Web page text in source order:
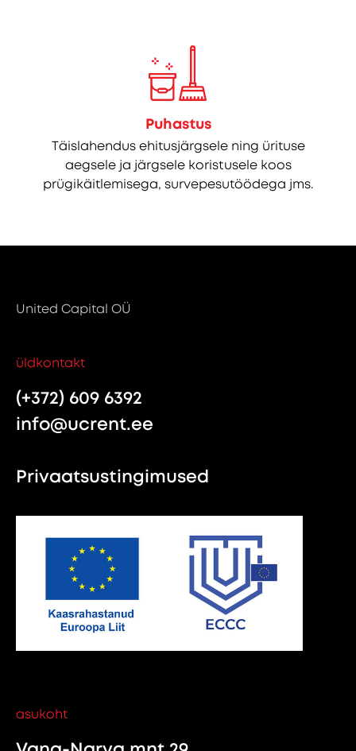
Puhastus
Täislahendus ehitusjärgsele ning ürituse
aegsele ja järgsele koristusele koos
prügikäitlemisega, survepesutöödega jms.
United Capital OÜ
üldkontakt
(+372) 609 6392
info@ucrent.ee
Privaatsustingimused
asukoht